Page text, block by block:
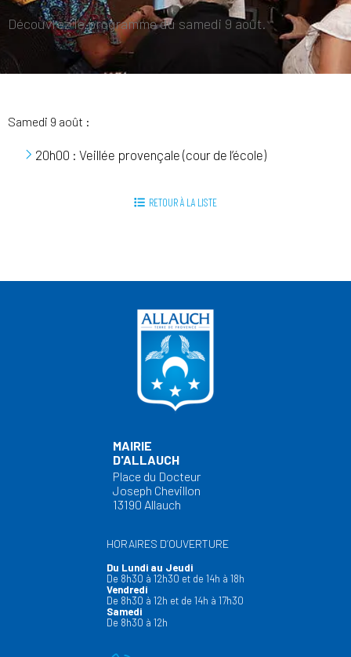
Découvrez le programme du samedi 9 août.
Samedi 9 août :
20h00 : Veillée provençale (cour de l’école)
RETOUR À LA LISTE
MAIRIE
D'ALLAUCH
Place du Docteur
Joseph Chevillon
13190 Allauch
HORAIRES D’OUVERTURE
Du Lundi au Jeudi
De 8h30 à 12h30 et de 14h à 18h
Vendredi
De 8h30 à 12h et de 14h à 17h30
Samedi
De 8h30 à 12h